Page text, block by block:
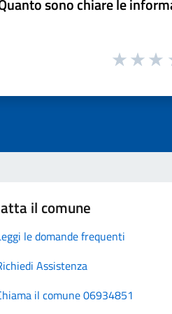
sono chiare le
il comune
le domande frequenti
Assistenza
il comune 06934851